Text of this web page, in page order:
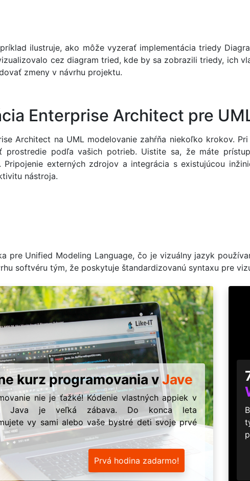
ilustruje, ako môže vyzerať implementácia triedy
cez diagram tried, kde by sa zobrazili triedy, ich
zmeny v návrhu projektu.
Enterprise Architect pre
Architect na UML modelovanie zahŕňa niekoľko krokov.
prostredie podľa vašich potrieb. Uistite sa, že máte
Pripojenie externých zdrojov a integrácia s existujúcou
nástroja.
pre Unified Modeling Language, čo je vizuálny jazyk
softvéru tým, že poskytuje štandardizovanú syntaxu pre
kurz programovania vJave
nie je ťažké! Kódenie vlastných appiek v
Java je veľká zábava. Do konca leta
vy sami alebo vaše bystré deti svoje prvé
Prvá hodina zadarmo!